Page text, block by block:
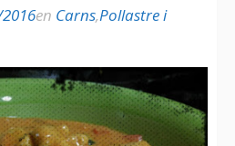
en Carns,Pollastre i